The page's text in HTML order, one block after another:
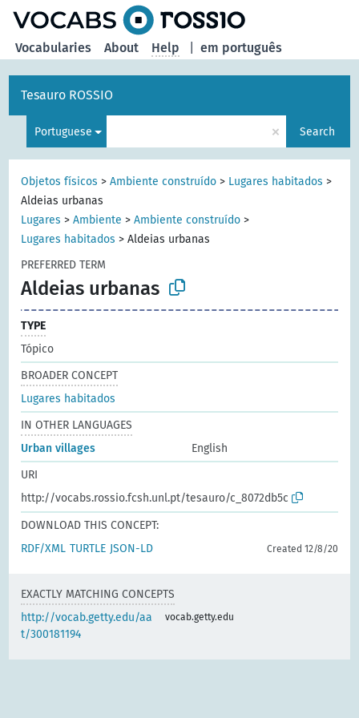
em português
Vocabularies About Help
Tesauro ROSSIO
Portuguese × Search
Objetos físicos >Ambiente construído > Lugares habitados >
Aldeias urbanas
Lugares >Ambiente >Ambiente construído >
Lugares habitados >Aldeias urbanas
PREFERRED TERM
Aldeias urbanas
TYPE
Tópico
BROADER CONCEPT
Lugares habitados
IN OTHER LANGUAGES
Urban villages
English
URI
http://vocabs.rossio.fcsh.unl.pt/tesauro/c_8072db5c
DOWNLOAD THIS CONCEPT:
RDF/XML TURTLE JSON-LD Created 12/8/20
EXACTLY MATCHING CONCEPTS
http://vocab.getty.edu/aa
t/300181194
vocab.getty.edu